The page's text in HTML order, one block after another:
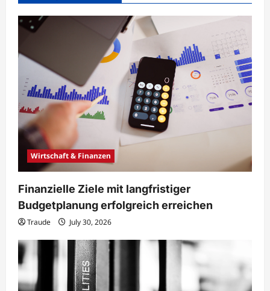
Wirtschaft & Finanzen
Finanzielle Ziele mit langfristiger
Budgetplanung erfolgreich erreichen
Traude July 30, 2026